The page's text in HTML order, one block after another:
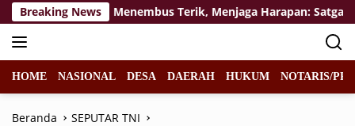
Langsung
ke
konten
Breaking NewsMenembus Terik, Menjaga Harapan: Satgas
HOME NASIONAL DESA DAERAH HUKUM NOTARIS/
Beranda SEPUTAR TNI